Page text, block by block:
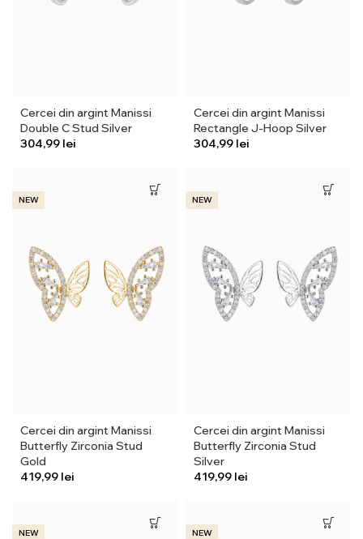
Cercei din argint Manissi
Double C Stud Silver
lei
Cercei din argint Manissi
Rectangle J-Hoop Silver
lei
NEW
Cercei din argint Manissi
Butterfly Zirconia Stud
Gold
lei
NEW
Cercei din argint Manissi
Butterfly Zirconia Stud
Silver
lei
NEW NEW